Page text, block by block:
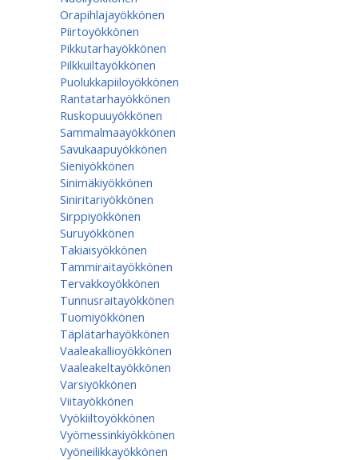
Orapihlajayökkönen
Piirtoyökkönen
Pikkutarhayökkönen
Pilkkuiltayökkönen
Puolukkapiiloyökkönen
Rantatarhayökkönen
Ruskopuuyökkönen
Sammalmaayökkönen
Savukaapuyökkönen
Sieniyökkönen
Sinimäkiyökkönen
Siniritariyökkönen
Sirppiyökkönen
Suruyökkönen
Takiaisyökkönen
Tammiraitayökkönen
Tervakkoyökkönen
Tunnusraitayökkönen
Tuomiyökkönen
Täplätarhayökkönen
Vaaleakallioyökkönen
Vaaleakeltayökkönen
Varsiyökkönen
Viitayökkönen
Vyökiiltoyökkönen
Vyömessinkiyökkönen
Vyöneilikkayökkönen